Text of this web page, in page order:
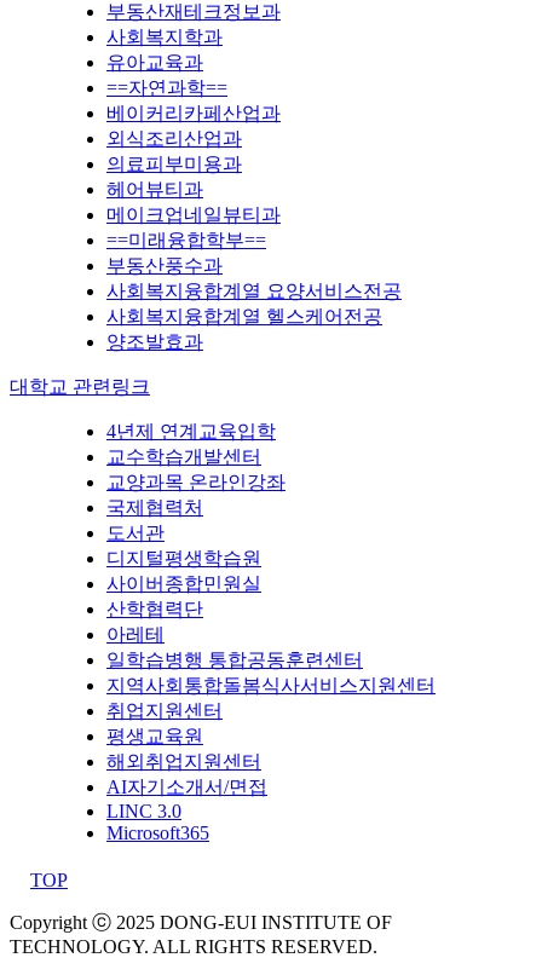
부동산재테크정보과
사회복지학과
유아교육과
==자연과학==
베이커리카페산업과
외식조리산업과
의료피부미용과
헤어뷰티과
메이크업네일뷰티과
==미래융합학부==
부동산풍수과
사회복지융합계열 요양서비스전공
사회복지융합계열 헬스케어전공
양조발효과
대학교 관련링크
4년제 연계교육입학
교수학습개발센터
교양과목 온라인강좌
국제협력처
도서관
디지털평생학습원
사이버종합민원실
산학협력단
아레테
일학습병행 통합공동훈련센터
지역사회통합돌봄식사서비스지원센터
취업지원센터
평생교육원
해외취업지원센터
AI자기소개서/면접
LINC 3.0
Microsoft365
TOP
Copyright ⓒ 2025 DONG-EUI INSTITUTE OF
TECHNOLOGY. ALL RIGHTS RESERVED.